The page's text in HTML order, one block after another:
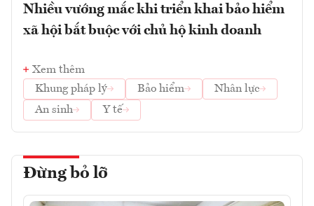
Nhiều vướng mắc khi triển khai bảo hiểm
xã hội bắt buộc với chủ hộ kinh doanh
Xem thêm
Khung pháp lý
Bảo hiểm
Nhân lực
An sinh
Y tế
Đừng bỏ lỡ